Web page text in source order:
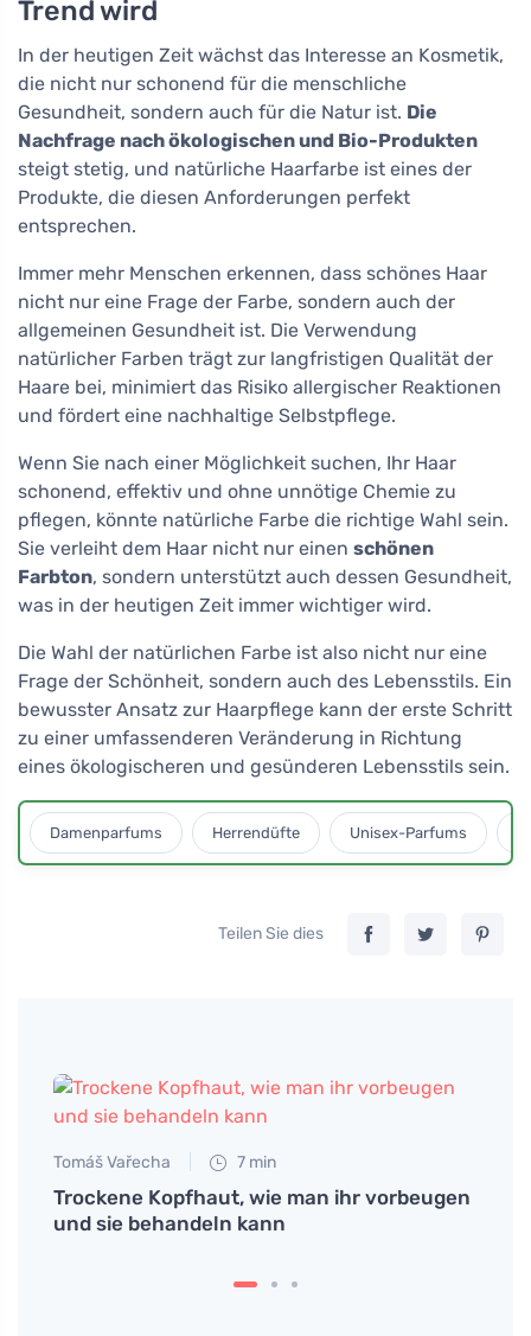
Trend wird
In der heutigen Zeit wächst das Interesse an Kosmetik,
die nicht nur schonend für die menschliche
Gesundheit, sondern auch für die Natur ist. Die
Nachfrage nach ökologischen und Bio-Produkten
steigt stetig, und natürliche Haarfarbe ist eines der
Produkte, die diesen Anforderungen perfekt
entsprechen.
Immer mehr Menschen erkennen, dass schönes Haar
nicht nur eine Frage der Farbe, sondern auch der
allgemeinen Gesundheit ist. Die Verwendung
natürlicher Farben trägt zur langfristigen Qualität der
Haare bei, minimiert das Risiko allergischer Reaktionen
und fördert eine nachhaltige Selbstpflege.
Wenn Sie nach einer Möglichkeit suchen, Ihr Haar
schonend, effektiv und ohne unnötige Chemie zu
pflegen, könnte natürliche Farbe die richtige Wahl sein.
Sie verleiht dem Haar nicht nur einen schönen
Farbton, sondern unterstützt auch dessen Gesundheit,
was in der heutigen Zeit immer wichtiger wird.
Die Wahl der natürlichen Farbe ist also nicht nur eine
Frage der Schönheit, sondern auch des Lebensstils. Ein
bewusster Ansatz zur Haarpflege kann der erste Schritt
zu einer umfassenderen Veränderung in Richtung
eines ökologischeren und gesünderen Lebensstils sein.
Damenparfums Herrendüfte Unisex-Parfums
Teilen Sie dies
Tomáš Vařecha 7 min
Trockene Kopfhaut, wie man ihr vorbeugen
und sie behandeln kann